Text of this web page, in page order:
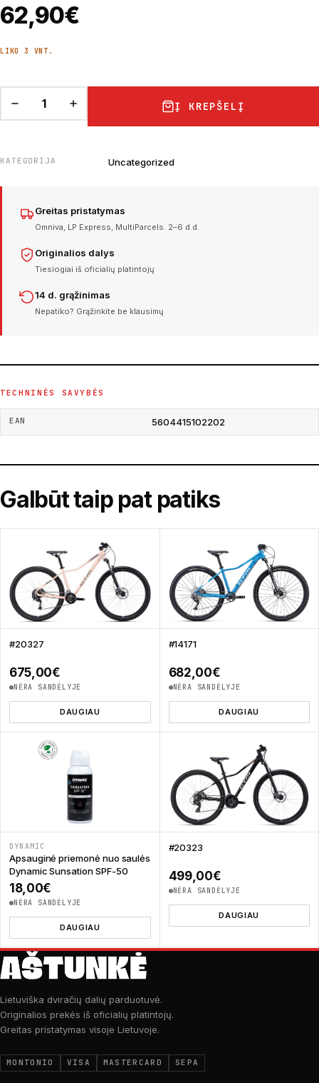
62,90€
LIKO 3 VNT.
Į KREPŠELĮ
KATEGORIJA Uncategorized
Greitas pristatymas
Omniva, LP Express, MultiParcels. 2–6 d.d.
Originalios dalys
Tiesiogiai iš oficialių platintojų
14 d. grąžinimas
Nepatiko? Grąžinkite be klausimų
TECHNINĖS SAVYBĖS
EAN 5604415102202
Galbūt taip pat patiks
#20327
675,00€
NĖRA SANDĖLYJE
DAUGIAU
#14171
682,00€
NĖRA SANDĖLYJE
DAUGIAU
DYNAMIC
Apsauginė priemonė nuo saulės
Dynamic Sunsation SPF-50
18,00€
NĖRA SANDĖLYJE
DAUGIAU
#20323
499,00€
NĖRA SANDĖLYJE
DAUGIAU
Lietuviška dviračių dalių parduotuvė.
Originalios prekės iš oficialių platintojų.
Greitas pristatymas visoje Lietuvoje.
MONTONIO VISA MASTERCARD SEPA